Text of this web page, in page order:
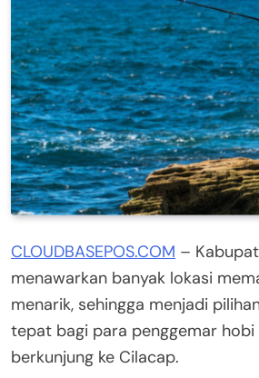
CLOUDBASEPOS.COM –
menawarkan banyak lokasi
menarik, sehingga menjadi
tepat bagi para penggemar
berkunjung ke Cilacap.